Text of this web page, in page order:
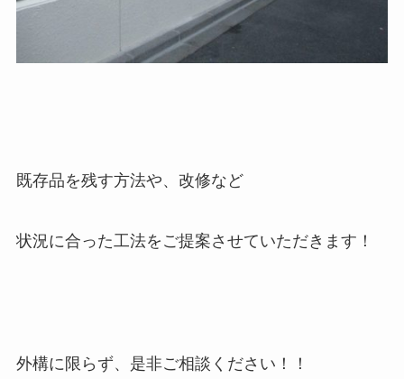
既存品を残す方法や、改修など
状況に合った工法をご提案させていただきます！
外構に限らず、是非ご相談ください！！